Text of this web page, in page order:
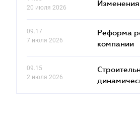
20 июля 2026
09.17
7 июля 2026
Реформа
компании
09.15
2 июля 2026